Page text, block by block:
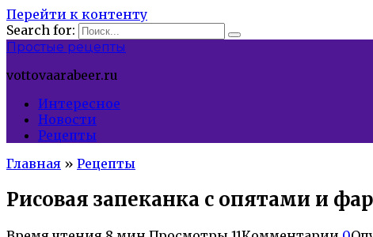
Перейти к контенту
Search for:
Простые рецепты
vottovaarabeer.ru
Интересное
Новости
Рецепты
Главная » Рецепты
Рисовая запеканка с опятами и